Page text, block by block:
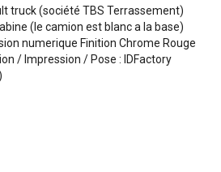
truck (société TBS Terrassement)
(le camion est blanc a la base)
numerique Finition Chrome Rouge
/ Impression / Pose : IDFactory